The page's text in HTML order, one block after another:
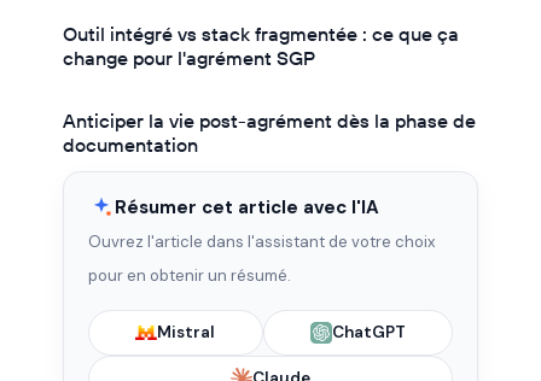
Outil intégré vs stack fragmentée : ce que ça
change pour l'agrément SGP
Anticiper la vie post-agrément dès la phase de
documentation
Résumer cet article avec l'IA
Ouvrez l'article dans l'assistant de votre choix
pour en obtenir un résumé.
Mistral ChatGPT